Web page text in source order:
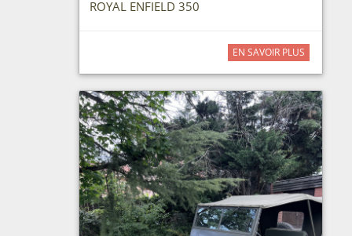
ROYAL ENFIELD 350
EN SAVOIR PLUS